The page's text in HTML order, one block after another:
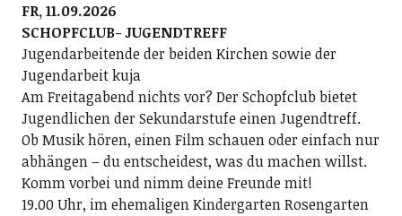
FR, 11.09.2026
SCHOPFCLUB- JUGENDTREFF
Jugendarbeitende der beiden Kirchen sowie der
Jugendarbeit kuja
Am Freitagabend nichts vor? Der Schopfclub bietet
Jugendlichen der Sekundarstufe einen Jugendtreff.
Ob Musik hören, einen Film schauen oder einfach nur
abhängen – du entscheidest, was du machen willst.
Komm vorbei und nimm deine Freunde mit!
19.00 Uhr, im ehemaligen Kindergarten Rosengarten